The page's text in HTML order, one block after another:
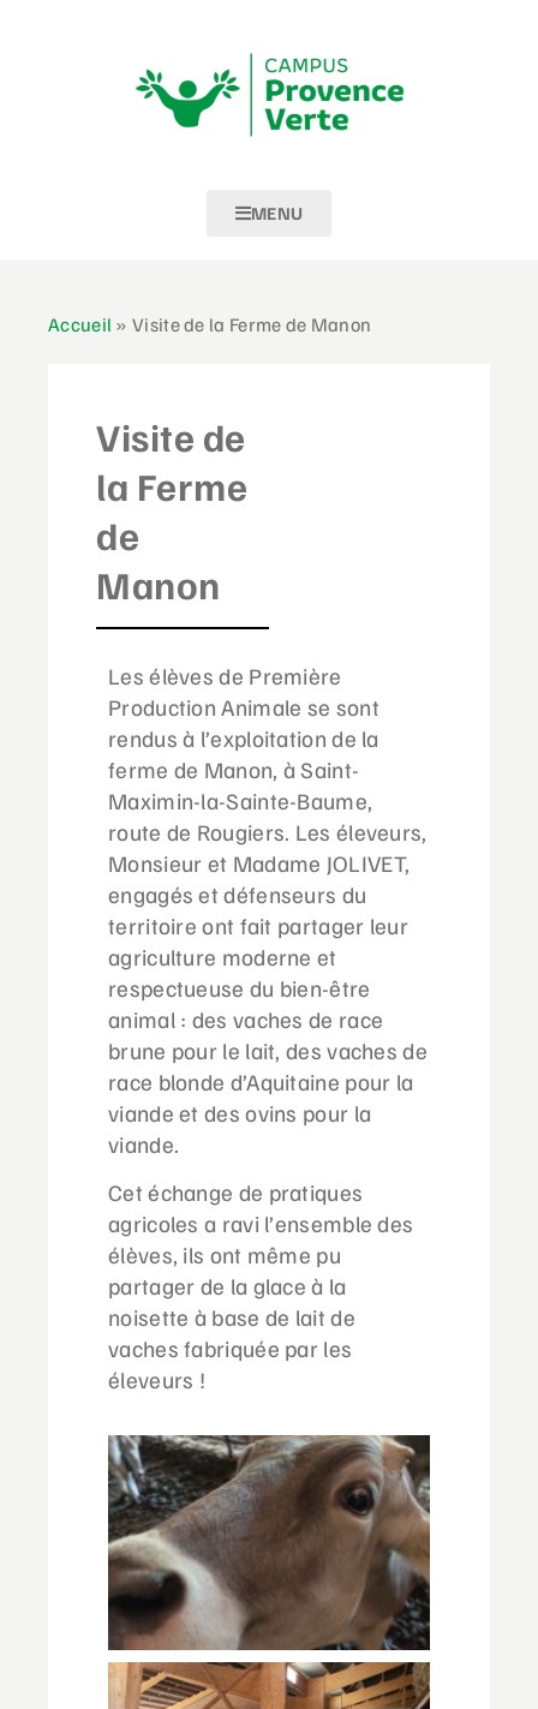
MENU
Accueil »Visite de la Ferme de Manon
Visite de
la Ferme
de
Manon
Les élèves de Première
Production Animale se sont
rendus à l’exploitation de la
ferme de Manon, à Saint-
Maximin-la-Sainte-Baume,
route de Rougiers. Les éleveurs,
Monsieur et Madame JOLIVET,
engagés et défenseurs du
territoire ont fait partager leur
agriculture moderne et
respectueuse du bien-être
animal : des vaches de race
brune pour le lait, des vaches de
race blonde d’Aquitaine pour la
viande et des ovins pour la
viande.
Cet échange de pratiques
agricoles a ravi l’ensemble des
élèves, ils ont même pu
partager de la glace à la
noisette à base de lait de
vaches fabriquée par les
éleveurs !